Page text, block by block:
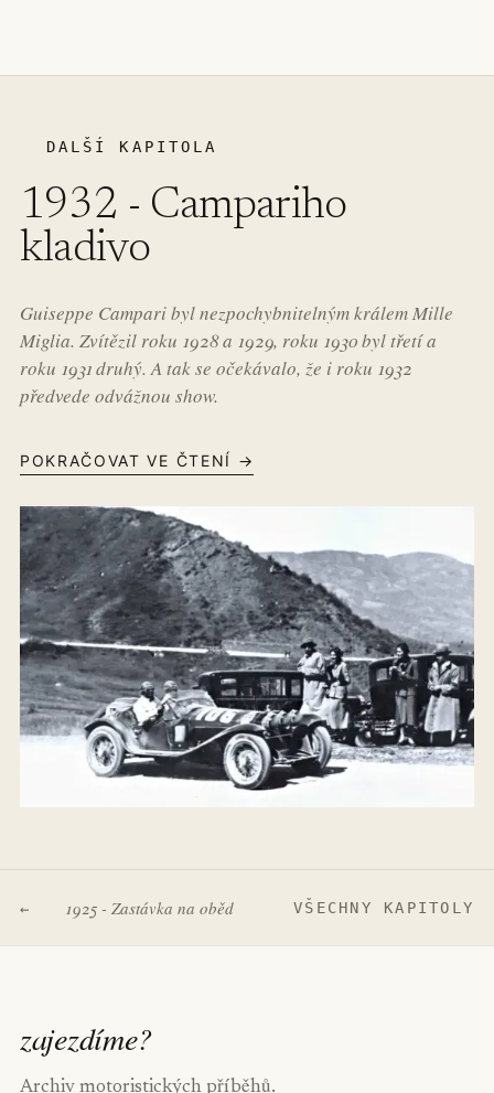
DALŠÍ KAPITOLA
1932 - Campariho
kladivo
Guiseppe Campari byl nezpochybnitelným králem Mille
Miglia. Zvítězil roku 1928 a 1929, roku 1930 byl třetí a
roku 1931 druhý. A tak se očekávalo, že i roku 1932
předvede odvážnou show.
POKRAČOVAT VE ČTENÍ →
← 1925 - Zastávka na oběd VŠECHNY KAPITOLY
zajezdíme?
Archiv motoristických příběhů.